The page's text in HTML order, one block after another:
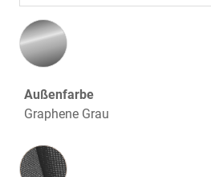
Außenfarbe
Graphene Grau
Innenausstattung